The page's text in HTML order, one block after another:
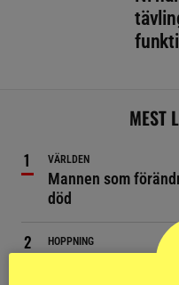
MEST
VÄRLDEN
Mannen som
död
HOPPNING
Ryttare förd till